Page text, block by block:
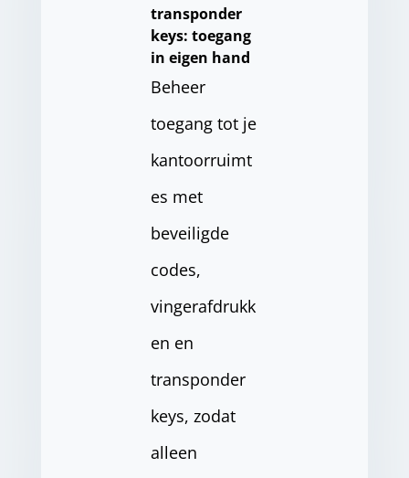
transponder
keys: toegang
in eigen hand
Beheer
toegang tot je
kantoorruimt
es met
beveiligde
codes,
vingerafdrukk
en en
transponder
keys, zodat
alleen